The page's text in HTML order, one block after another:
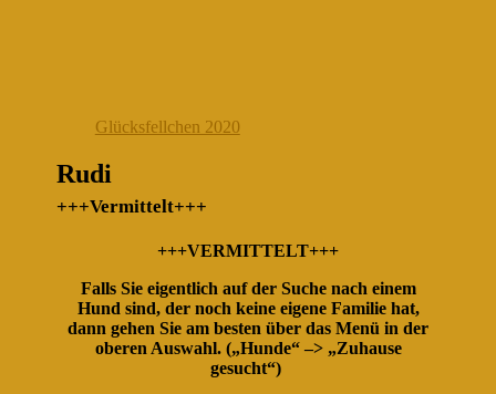
Glücksfellchen 2020
Rudi
+++Vermittelt+++
+++VERMITTELT+++
Falls Sie eigentlich auf der Suche nach einem
Hund sind, der noch keine eigene Familie hat,
dann gehen Sie am besten über das Menü in der
oberen Auswahl. („Hunde“ –> „Zuhause
gesucht“)